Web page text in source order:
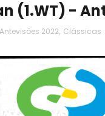
(1.WT) -
Antevisões 2022, Clássicas